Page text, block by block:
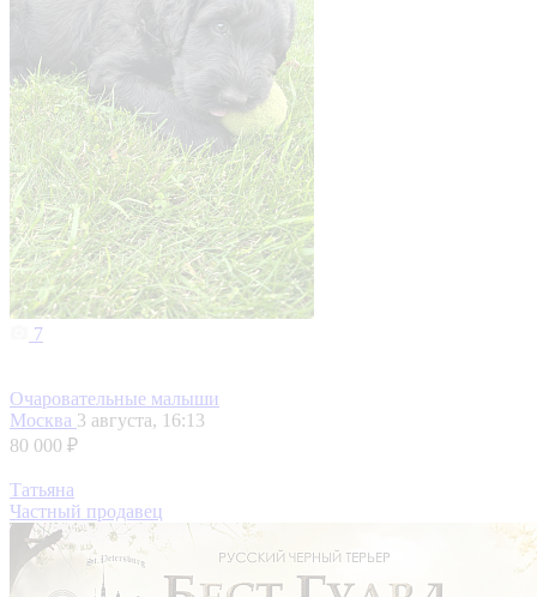
7
Очаровательные малыши
Москва 3 августа, 16:13
80 000 ₽
Татьяна
Частный продавец